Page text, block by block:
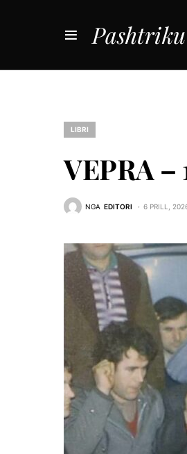
Pashtriku
LIBRI
VEPRA –
NGA EDITORI 6 PRILL,